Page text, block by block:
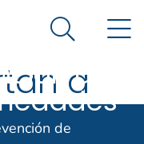
Prevention. CDC
para el
y la
de
Search
de
a
de